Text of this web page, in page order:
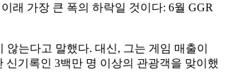
래 가장 큰 폭의 하락일 것이다: 6월 GGR
는다고 말했다. 대신, 그는 게임 매출이
기록인 3백만 명 이상의 관광객을 맞이했